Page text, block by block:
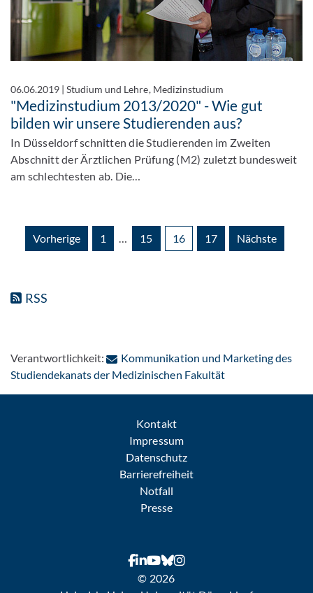
06.06.2019 |Studium und Lehre, Medizinstudium
"Medizinstudium 2013/2020" - Wie gut
bilden wir unsere Studierenden aus?
In Düsseldorf schnitten die Studierenden im Zweiten
Abschnitt der Ärztlichen Prüfung (M2) zuletzt bundesweit
am schlechtesten ab. Die…
Vorherige 1 … 15 16 17 Nächste
RSS
Verantwortlichkeit:
Kommunikation und Marketing des
Studiendekanats der Medizinischen Fakultät: Per E-Mail
Kontakt
Impressum
Datenschutz
Barrierefreiheit
Notfall
Presse
© 2026